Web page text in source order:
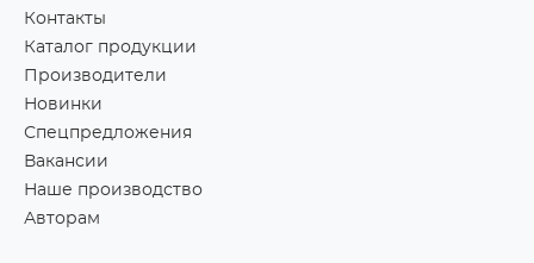
Контакты
Каталог продукции
Производители
Новинки
Спецпредложения
Вакансии
Наше производство
Авторам